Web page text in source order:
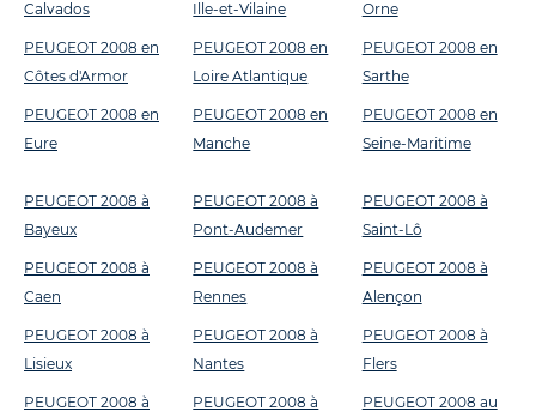
Calvados
PEUGEOT 2008 en
Côtes d'Armor
PEUGEOT 2008 en
Eure
Ille-et-Vilaine
PEUGEOT 2008 en
Loire Atlantique
PEUGEOT 2008 en
Manche
Orne
PEUGEOT 2008 en
Sarthe
PEUGEOT 2008 en
Seine-Maritime
PEUGEOT 2008 à
Bayeux
PEUGEOT 2008 à
Caen
PEUGEOT 2008 à
Lisieux
PEUGEOT 2008 à
PEUGEOT 2008 à
Pont-Audemer
PEUGEOT 2008 à
Rennes
PEUGEOT 2008 à
Nantes
PEUGEOT 2008 à
PEUGEOT 2008 à
Saint-Lô
PEUGEOT 2008 à
Alençon
PEUGEOT 2008 à
Flers
PEUGEOT 2008 au